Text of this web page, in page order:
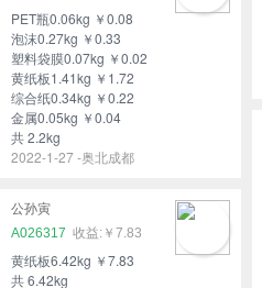
PET瓶0.06kg ￥0.08
泡沫0.27kg ￥0.33
塑料袋膜0.07kg ￥0.02
黄纸板1.41kg ￥1.72
综合纸0.34kg ￥0.22
金属0.05kg ￥0.04
共 2.2kg
2022-1-27 -奥北成都
公孙寅
A026317
￥7.83
黄纸板6.42kg ￥7.83
共 6.42kg